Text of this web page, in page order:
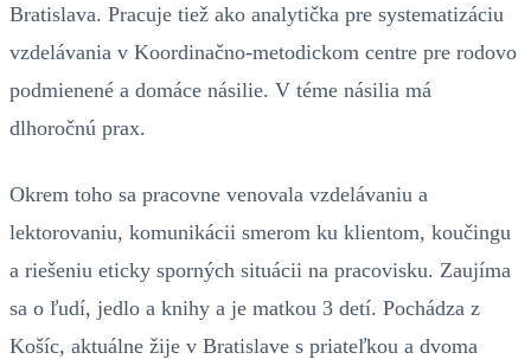
Bratislava. Pracuje tiež ako analytička pre systematizáciu
vzdelávania v Koordinačno-metodickom centre pre rodovo
podmienené a domáce násilie. V téme násilia má
dlhoročnú prax.
Okrem toho sa pracovne venovala vzdelávaniu a
lektorovaniu, komunikácii smerom ku klientom, koučingu
a riešeniu eticky sporných situácii na pracovisku. Zaujíma
sa o ľudí, jedlo a knihy a je matkou 3 detí. Pochádza z
Košíc, aktuálne žije v Bratislave s priateľkou a dvoma